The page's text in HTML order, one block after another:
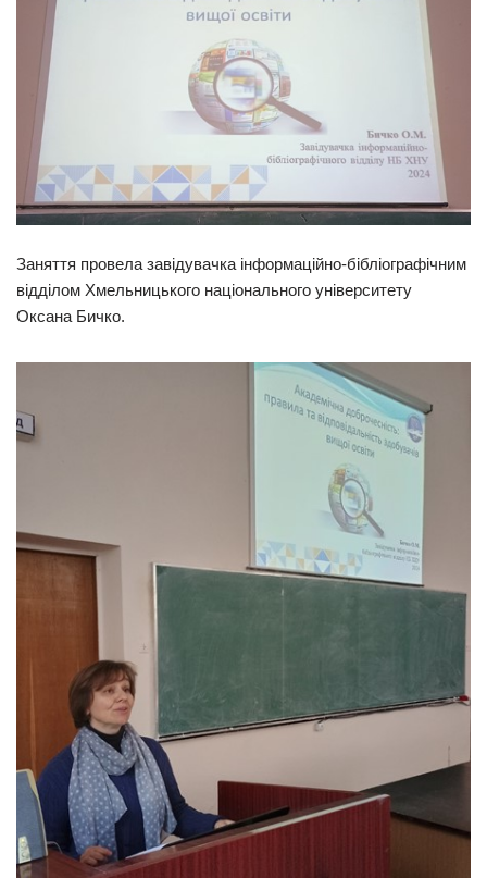
Заняття провела завідувачка інформаційно-бібліографічним
відділом Хмельницького національного університету
Оксана Бичко.